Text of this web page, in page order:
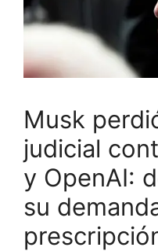
Musk
judicial
y OpenAI:
su